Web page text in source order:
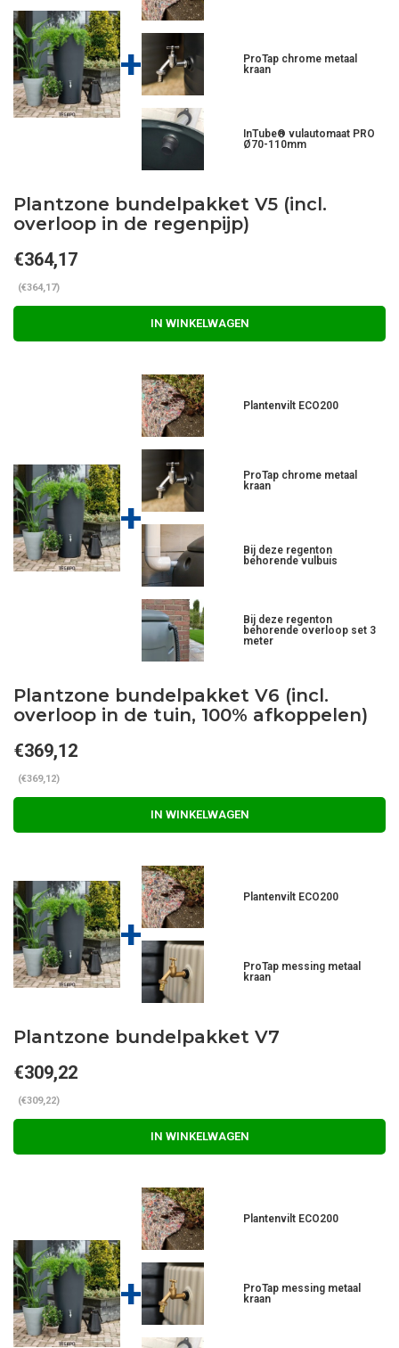
+
ProTap chrome metaal
kraan
InTube® vulautomaat PRO
Ø70-110mm
Plantzone bundelpakket V5 (incl.
overloop in de regenpijp)
€364,17
(€364,17)
IN WINKELWAGEN
+
Plantenvilt ECO200
ProTap chrome metaal
kraan
Bij deze regenton
behorende vulbuis
Bij deze regenton
behorende overloop set 3
meter
Plantzone bundelpakket V6 (incl.
overloop in de tuin, 100% afkoppelen)
€369,12
(€369,12)
IN WINKELWAGEN
+
Plantenvilt ECO200
ProTap messing metaal
kraan
Plantzone bundelpakket V7
€309,22
(€309,22)
IN WINKELWAGEN
+
Plantenvilt ECO200
ProTap messing metaal
kraan